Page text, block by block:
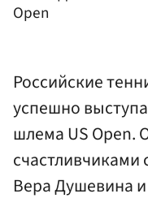
Open
Российские
успешно
шлема US Open.
счастливчиками
Вера Душевина